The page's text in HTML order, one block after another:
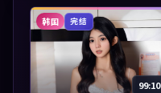
得加入片单。
韩国 完结
99:10